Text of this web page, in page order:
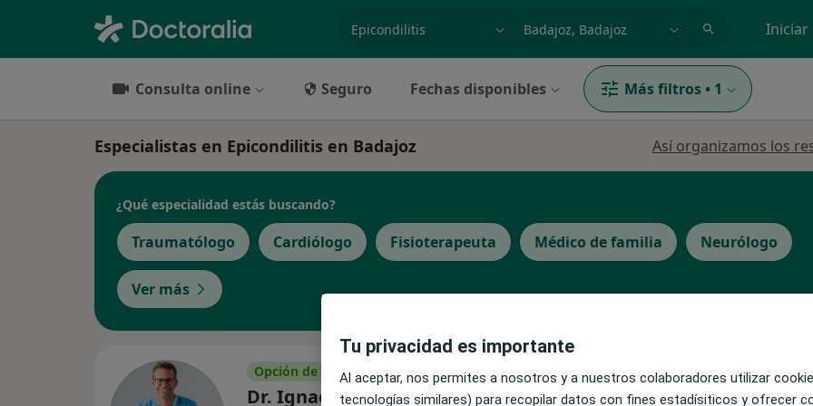
Iniciar
Consulta online Seguro Fechas disponibles Más filtros • 1
Especialistas en Epicondilitis en Badajoz Así organizamos los
¿Qué especialidad estás buscando?
Traumatólogo Cardiólogo Fisioterapeuta Médico de familia Neurólogo
Ver más
Opción de pago online
Dr. Ignacio Pérez
Pedir una cita
Tu privacidad es importante
Al aceptar, nos permites a nosotros y a nuestros colaboradores utilizar
tecnologías similares) para recopilar datos con fines estadísiticos y ofrecer